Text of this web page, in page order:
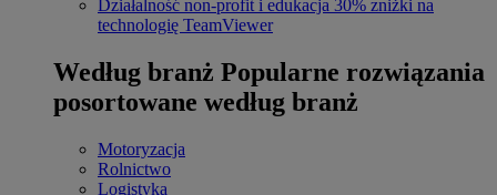
Działalność non-profit i edukacja 30% zniżki na
technologię TeamViewer
Według branż Popularne rozwiązania
posortowane według branż
Motoryzacja
Rolnictwo
Logistyka